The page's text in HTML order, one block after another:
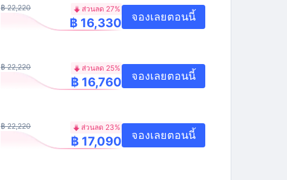
฿ 22,220 ส่วนลด 27%
฿ 16,330 จองเลยตอนนี้
฿ 22,220 ส่วนลด 25%
฿ 16,760 จองเลยตอนนี้
฿ 22,220 ส่วนลด 23%
฿ 17,090 จองเลยตอนนี้